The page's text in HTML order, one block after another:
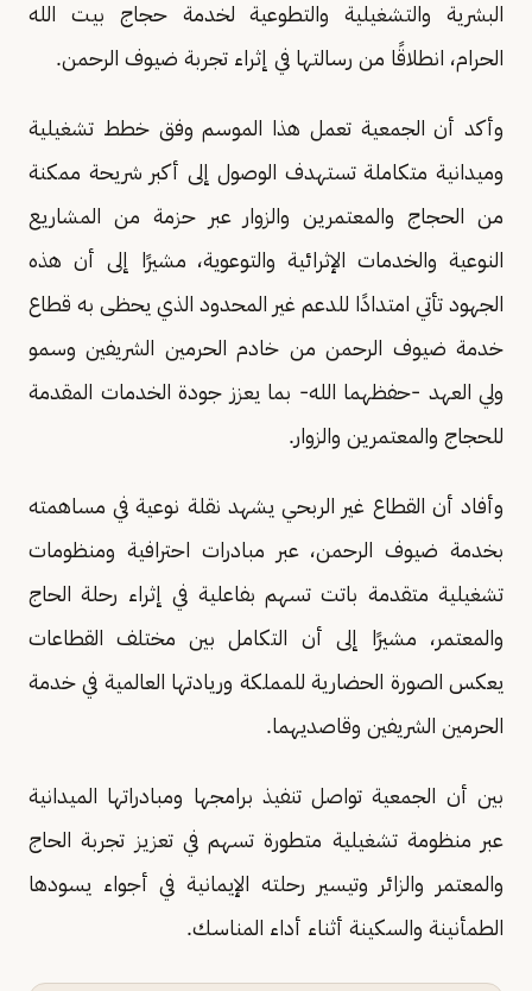
البشرية والتشغيلية والتطوعية لخدمة حجاج بيت الله
الحرام، انطلاقًا من رسالتها في إثراء تجربة ضيوف الرحمن.
وأكد أن الجمعية تعمل هذا الموسم وفق خطط تشغيلية
وميدانية متكاملة تستهدف الوصول إلى أكبر شريحة ممكنة
من الحجاج والمعتمرين والزوار عبر حزمة من المشاريع
النوعية والخدمات الإثرائية والتوعوية، مشيرًا إلى أن هذه
الجهود تأتي امتدادًا للدعم غير المحدود الذي يحظى به قطاع
خدمة ضيوف الرحمن من خادم الحرمين الشريفين وسمو
ولي العهد -حفظهما الله- بما يعزز جودة الخدمات المقدمة
للحجاج والمعتمرين والزوار.
وأفاد أن القطاع غير الربحي يشهد نقلة نوعية في مساهمته
بخدمة ضيوف الرحمن، عبر مبادرات احترافية ومنظومات
تشغيلية متقدمة باتت تسهم بفاعلية في إثراء رحلة الحاج
والمعتمر، مشيرًا إلى أن التكامل بين مختلف القطاعات
يعكس الصورة الحضارية للمملكة وريادتها العالمية في خدمة
الحرمين الشريفين وقاصديهما.
بين أن الجمعية تواصل تنفيذ برامجها ومبادراتها الميدانية
عبر منظومة تشغيلية متطورة تسهم في تعزيز تجربة الحاج
والمعتمر والزائر وتيسير رحلته الإيمانية في أجواء يسودها
الطمأنينة والسكينة أثناء أداء المناسك.